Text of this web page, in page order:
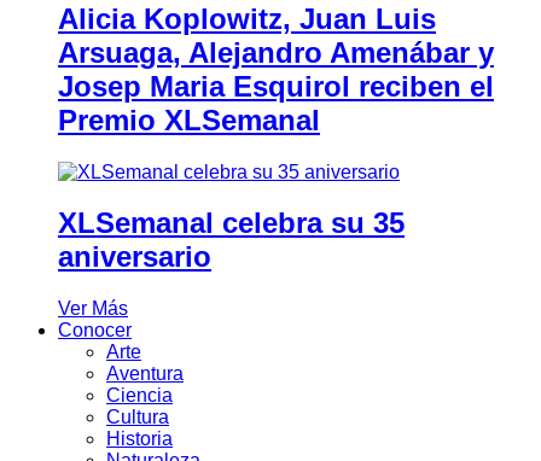
Alicia Koplowitz, Juan Luis
Arsuaga, Alejandro Amenábar y
Josep Maria Esquirol reciben el
Premio XLSemanal
XLSemanal celebra su 35
aniversario
Ver Más
Conocer
Arte
Aventura
Ciencia
Cultura
Historia